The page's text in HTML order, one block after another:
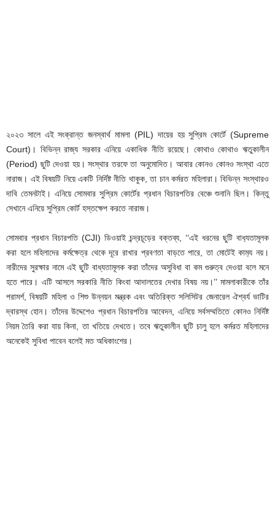
২০২৩ সালে এই সংক্রান্ত জনস্বার্থ মামলা (PIL) দায়ের হয় সুপ্রিম কোর্টে (Supreme
Court)। বিভিন্ন রাজ্য সরকার এনিয়ে একাধিক নীতি রয়েছে। কোথাও কোথাও ঋতুকালীন
(Period) ছুটি দেওয়া হয়। সংস্থার তরফে তা অনুমোদিত। আবার কোনও কোনও সংস্থা এতে
নারাজ। এই বিষয়টি নিয়ে একটি নির্দিষ্ট নীতি থাকুক, তা চান কর্মরত মহিলারা। বিভিন্ন সংস্থারও
দাবি তেমনটাই। এনিয়ে সোমবার সুপ্রিম কোর্টের প্রধান বিচারপতির বেঞ্চে শুনানি ছিল। কিন্তু
সেখানে এনিয়ে সুপ্রিম কোর্ট হস্তক্ষেপ করতে নারাজ।
সোমবার প্রধান বিচারপতি (CJI) ডিওয়াই চন্দ্রচূড়ের বক্তব্য, ‘‘এই ধরনের ছুটি বাধ‍্যতামূলক
করা হলে মহিলাদের কর্মক্ষেত্র থেকে দূরে রাখার প্রবণতা বাড়তে পারে, তা মোটেই কাম‍্য নয়।
নারীদের সুরক্ষার নামে এই ছুটি বাধ্যতামূলক করা তাঁদের অসুবিধা বা কম গুরুত্ব দেওয়া বলে মনে
হতে পারে। এটি আসলে সরকারি নীতি কিংবা আদালতের দেখার বিষয় নয়।’’ মামলাকারীকে তাঁর
পরামর্শ, বিষয়টি মহিলা ও শিশু উন্নয়ন মন্ত্রক এবং অতিরিক্ত সলিসিটর জেনারেল ঐশ্বর্য ভাটির
দ্বারস্থ হোন। তাঁদের উদ্দেশেও প্রধান বিচারপতির আবেদন, এনিয়ে সর্বসম্মতিতে কোনও নির্দিষ্ট
নিয়ম তৈরি করা যায় কিনা, তা খতিয়ে দেখতে। তবে ঋতুকালীন ছুটি চালু হলে কর্মরত মহিলাদের
অনেকেই সুবিধা পাবেন বলেই মত অধিকাংশের।